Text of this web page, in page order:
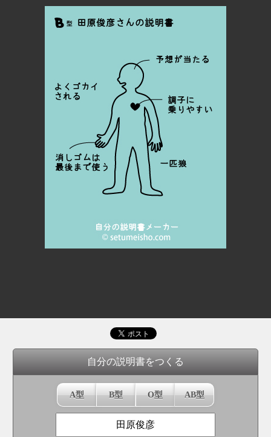
自分の説明書をつくる
A型 B型 O型 AB型